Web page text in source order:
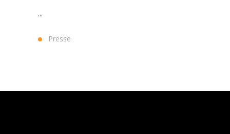
...
Presse